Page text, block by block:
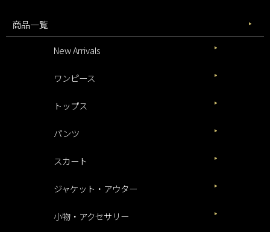
商品一覧
New Arrivals
ワンピース
トップス
パンツ
スカート
ジャケット・アウター
小物・アクセサリー